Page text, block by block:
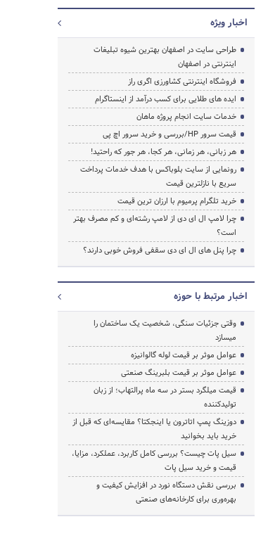
اخبار ویژه
طراحی سایت در اصفهان بهترین شیوه تبلیغات
اینترنتی در اصفهان
فروشگاه اینترنتی کشاورزی اگری راز
ایده های طلایی برای کسب درآمد از اینستاگرام
خدمات سایت انجام پروژه ماهان
قیمت سرور HP/بررسی و خرید سرور اچ پی
هر زبانی، هر زمانی، هر کجا، هر جور که راحتید!
رونمایی از سایت بلوباکس با هدف خدمات پرداخت
سریع با نازلترین قیمت
خرید تلگرام پرمیوم با ارزان ترین قیمت
چرا لامپ ال ای دی از لامپ رشته‌ای و کم مصرف بهتر
است؟
چرا پنل های ال ای دی سقفی فروش خوبی دارند؟
اخبار مرتبط با حوزه
وقتی جزئیات سنگی، شخصیت یک ساختمان را
میسازد
عوامل موثر بر قیمت لوله گالوانیزه
عوامل موثر بر قیمت بلبرینگ صنعتی
قیمت میلگرد بستر در سه ماه پرالتهاب؛ از زبان
تولیدکننده
دوزینگ پمپ اتاترون یا اینجکتا؟ مقایسه‌ای که قبل از
خرید باید بخوانید
سیل پات چیست؟ بررسی کامل کاربرد، عملکرد، مزایا،
قیمت و خرید سیل پات
بررسی نقش دستگاه نورد در افزایش کیفیت و
بهره‌وری برای کارخانه‌های صنعتی